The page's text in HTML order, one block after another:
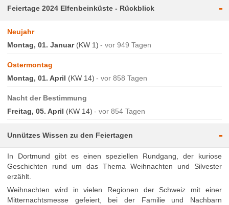
Feiertage 2024 Elfenbeinküste - Rückblick -
Neujahr
Montag, 01. Januar(KW 1) vor 949 Tagen
Ostermontag
Montag, 01. April (KW 14) vor 858 Tagen
Nacht der Bestimmung
Freitag, 05. April (KW 14) vor 854 Tagen
Unnützes Wissen zu den Feiertagen -
In Dortmund gibt es einen speziellen Rundgang, der kuriose
Geschichten rund um das Thema Weihnachten und Silvester
erzählt.
Weihnachten wird in vielen Regionen der Schweiz mit einer
Mitternachtsmesse gefeiert, bei der Familie und Nachbarn